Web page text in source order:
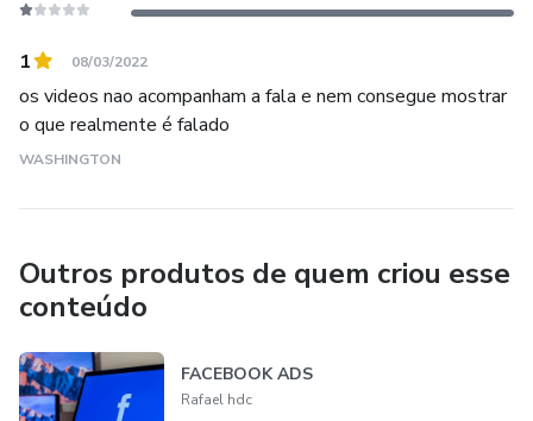
1 08/03/2022
os videos nao acompanham a fala e nem consegue mostrar
o que realmente é falado
WASHINGTON
Outros produtos de quem criou esse
conteúdo
FACEBOOK ADS
Rafael hdc